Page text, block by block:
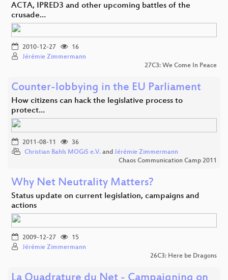
ACTA, IPRED3 and other upcoming battles of the
crusade…
2010-12-27
16
Jérémie Zimmermann
27C3: We Come In Peace
Counter-lobbying in the EU Parliament
How citizens can hack the legislative process to
protect…
2011-08-11
36
Christian Bahls MOGiS e.V. and Jérémie Zimmermann
Chaos Communication Camp 2011
Why Net Neutrality Matters?
Status update on current legislation, campaigns and
actions
2009-12-27
15
Jérémie Zimmermann
26C3: Here be Dragons